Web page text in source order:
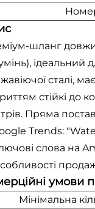
шланг
ідеальний
сталі,
стійкі до
Пряма
Trends:
слова на
умови
Мінімальна